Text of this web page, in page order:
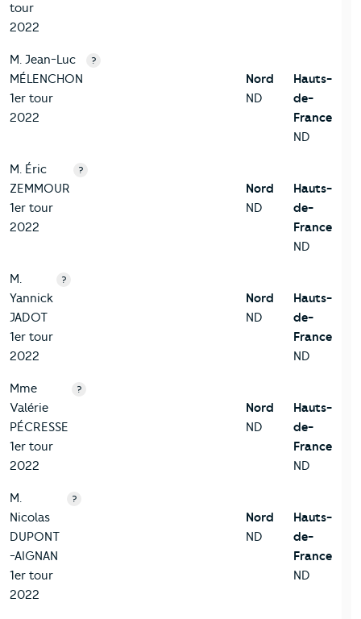
tour
2022
M. Jean-Luc
MÉLENCHON
1er tour
2022
?
Nord
ND
Hauts-
de-
France
ND
M. Éric
ZEMMOUR
1er tour
2022
?
Nord
ND
Hauts-
de-
France
ND
M.
Yannick
JADOT
1er tour
2022
?
Nord
ND
Hauts-
de-
France
ND
Mme
Valérie
PÉCRESSE
1er tour
2022
?
Nord
ND
Hauts-
de-
France
ND
M.
Nicolas
DUPONT
-AIGNAN
1er tour
2022
?
Nord
ND
Hauts-
de-
France
ND